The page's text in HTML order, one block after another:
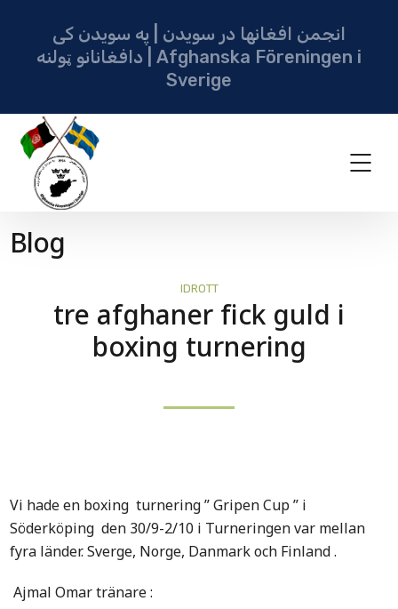
انجمن افغانها در سویدن | په سویدن کی
دافغانانو ټولنه | Afghanska Föreningen i
Sverige
Blog
IDROTT
tre afghaner fick guld i
boxing turnering
Vi hade en boxing turnering ” Gripen Cup ” i
Söderköping den 30/9-2/10 i Turneringen var mellan
fyra länder. Sverge, Norge, Danmark och Finland .
Ajmal Omar tränare :